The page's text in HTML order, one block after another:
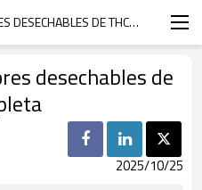
TIPOS DE VAPORIZADORES DESECHABLES DE THC | UNA GUÍA COMPLETA
desechables de
2025/10/25